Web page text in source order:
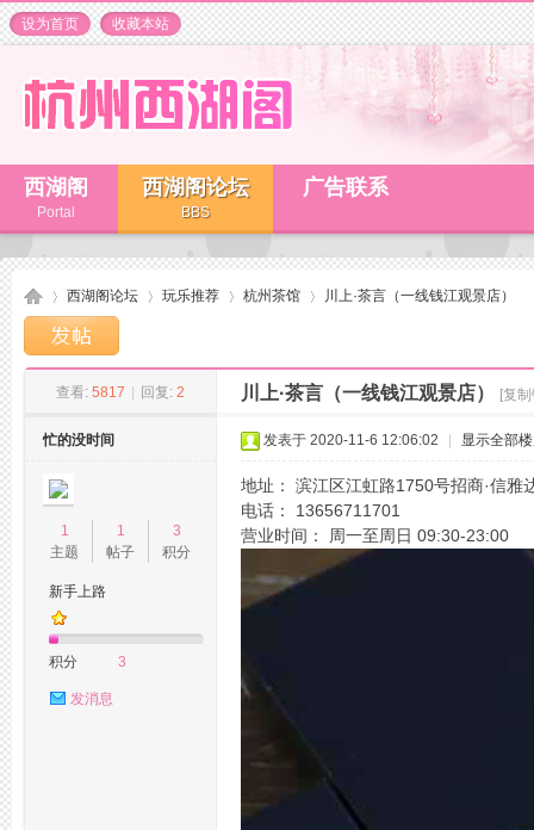
设为首页 收藏本站
西湖阁
Portal
西湖阁论坛
BBS
广告联系
西湖阁论坛
›
玩乐推荐 杭州茶馆
›
川上·茶言（一线钱江观景店）
查看: 5817 回复: 2 川上·茶言（一线钱江观景店） [复
忙的没时间
1
主题
1
帖子
3
积分
新手上路
积分 3
发消息
发表于 2020-11-6 12:06:02 显示全部
地址： 滨江区江虹路1750号招商·信雅
电话： 13656711701
营业时间： 周一至周日 09:30-23:00